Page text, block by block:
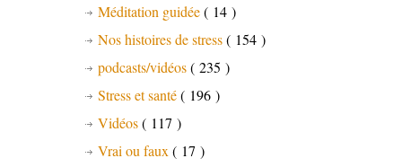
Méditation guidée( 14 )
Nos histoires de stress( 154 )
podcasts/vidéos( 235 )
Stress et santé( 196 )
Vidéos( 117 )
Vrai ou faux ( 17 )